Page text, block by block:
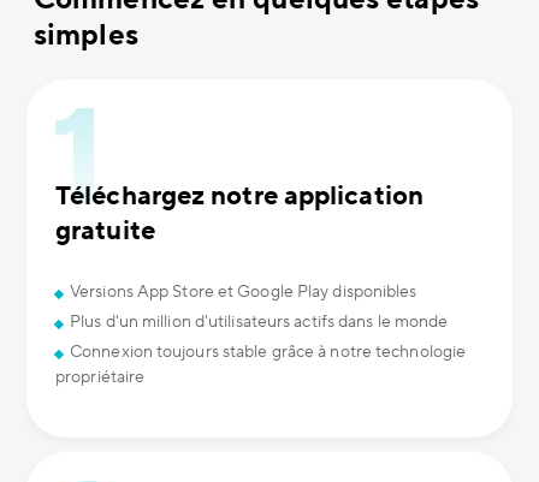
simples
Téléchargez notre application
gratuite
Versions App Store et Google Play disponibles
Plus d'un million d'utilisateurs actifs dans le monde
Connexion toujours stable grâce à notre technologie
propriétaire